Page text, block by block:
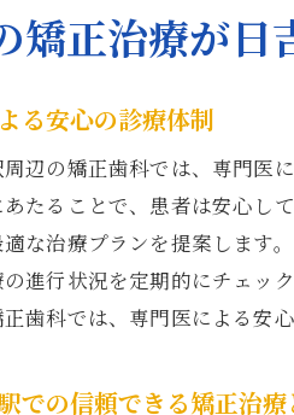
矯正治療が日
る安心の診療体制
周辺の矯正歯科では、専門医
たることで、患者は安心し
な治療プランを提案します
進行状況を定期的にチェッ
歯科では、専門医による安
での信頼できる矯正治療